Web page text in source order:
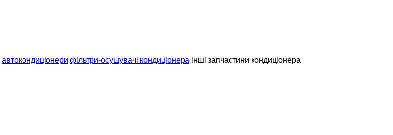
автокондиціонери фільтри-осушувачі кондиціонера інші запчастини кондиціонера